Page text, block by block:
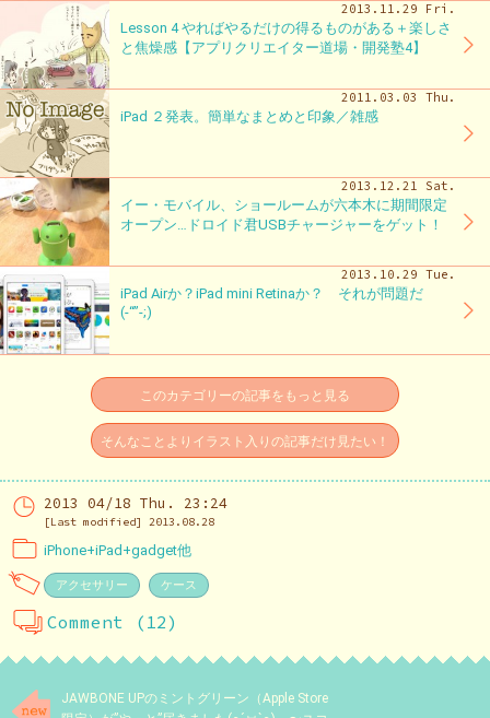
2013.11.29 Fri.
Lesson 4 やればやるだけの得るものがある＋楽しさ
と焦燥感【アプリクリエイター道場・開発塾4】
2011.03.03 Thu.
iPad ２発表。簡単なまとめと印象／雑感
2013.12.21 Sat.
イー・モバイル、ショールームが六本木に期間限定
オープン…ドロイド君USBチャージャーをゲット！
2013.10.29 Tue.
iPad Airか？iPad mini Retinaか？ それが問題だ
(-“”-;)
このカテゴリーの記事をもっと見る
そんなことよりイラスト入りの記事だけ見たい！
2013 04/18 Thu. 23:24
[Last modified] 2013.08.28
iPhone+iPad+gadget他
アクセサリー ケース
Comment (12)
JAWBONE UPのミントグリーン（Apple Store